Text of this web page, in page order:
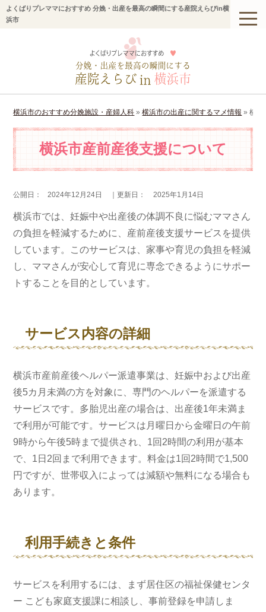
よくばりプレママにおすすめ 分娩・出産を最高の瞬間にする産院えらびin横
浜市
横浜市のおすすめ分娩施設・産婦人科 »横浜市の出産に関するマメ情報 »横浜
横浜市産前産後支援について
公開日： 2024年12月24日 ｜更新日： 2025年1月14日
横浜市では、妊娠中や出産後の体調不良に悩むママさん
の負担を軽減するために、産前産後支援サービスを提供
しています。このサービスは、家事や育児の負担を軽減
し、ママさんが安心して育児に専念できるようにサポー
トすることを目的としています。
サービス内容の詳細
横浜市産前産後ヘルパー派遣事業は、妊娠中および出産
後5カ月未満の方を対象に、専門のヘルパーを派遣する
サービスです。多胎児出産の場合は、出産後1年未満ま
で利用が可能です。サービスは月曜日から金曜日の午前
9時から午後5時まで提供され、1回2時間の利用が基本
で、1日2回まで利用できます。料金は1回2時間で1,500
円ですが、世帯収入によっては減額や無料になる場合も
あります。
利用手続きと条件
サービスを利用するには、まず居住区の福祉保健センタ
ー こども家庭支援課に相談し、事前登録を申請しま